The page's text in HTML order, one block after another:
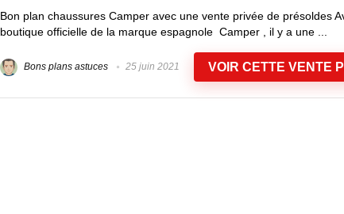
Bon plan chaussures Camper avec une vente privée de présoldes
boutique officielle de la marque espagnole Camper , il y a une ...
Bons plans astuces 25 juin 2021 VOIR CETTE VENTE